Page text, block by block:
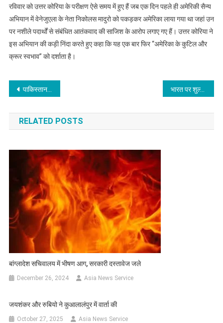
रविवार को उत्तर कोरिया के परीक्षण ऐसे समय में हुए हैं जब एक दिन पहले ही अमेरिकी सैन्य
अभियान में वेनेजुएला के नेता निकोलस मादुरो को पकड़कर अमेरिका लाया गया था जहां उन
पर नशीले पदार्थों से संबंधित आतंकवाद की साजिश के आरोप लगाए गए हैं। उत्तर कोरिया ने
इस अभियान की कड़ी निंदा करते हुए कहा कि यह एक बार फिर ‘‘अमेरिका के कुटिल और
क्रूर स्वभाव’’ को दर्शाता है।
Post
navigation
पाकिस्तान: इमरान खान से जुड़ा गाना गाने के आरोप में गायक के खिलाफ मामला दर्ज भारत पर शुल्क बढ़ाने की ट्रंप की नई चेतावनी से शेयर बाजार सतर्क, सेंसेक्स में 322 अंक की गिरावट
RELATED POSTS
बांग्लादेश सचिवालय में भीषण आग, सरकारी दस्तावेज जले
December 26, 2024 Asia News Service
जयशंकर और रुबियो ने कुआलालंपुर में वार्ता की
October 27, 2025 Asia News Service